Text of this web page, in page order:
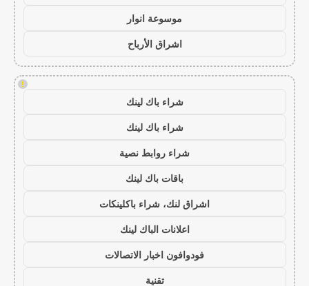
موسوعة انوار
اشراق الأرباح
!
شراء باك لينك
شراء باك لينك
شراء روابط نصية
باقات باك لينك
اشراق لنك، شراء باكلينكات
اعلانات الباك لينك
فودوافون اخبار الاتصالات
تقنية